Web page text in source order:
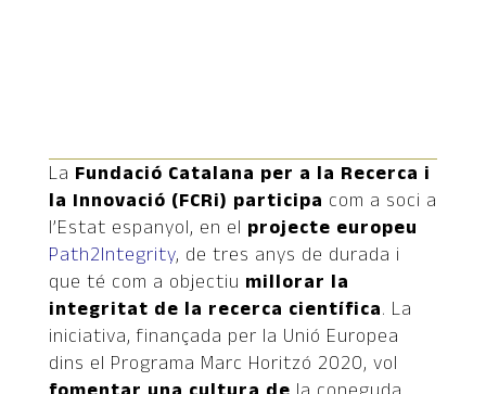
La Fundació Catalana per a la Recerca i
la Innovació (FCRi) participa com a soci a
l’Estat espanyol, en el projecte europeu
Path2Integrity, de tres anys de durada i
que té com a objectiu millorar la
integritat de la recerca científica. La
iniciativa, finançada per la Unió Europea
dins el Programa Marc Horitzó 2020, vol